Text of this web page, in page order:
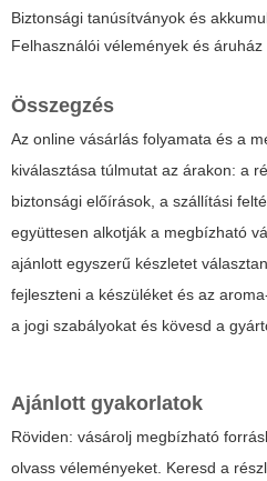
Biztonsági tanúsítványok és
Felhasználói vélemények és áruház
Összegzés
Az online vásárlás folyamata és a
kiválasztása túlmutat az árakon: a
biztonsági előírások, a szállítási
együttesen alkotják a megbízható
ajánlott egyszerű készletet
fejleszteni a készüléket és az
a jogi szabályokat és kövesd a
Ajánlott gyakorlatok
Röviden: vásárolj megbízható
olvass véleményeket. Keresd a